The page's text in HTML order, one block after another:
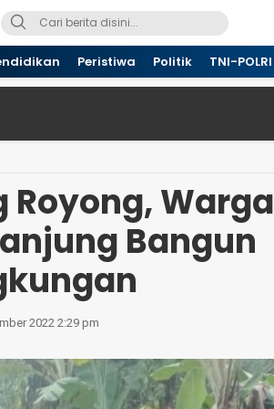
Peristiwa Politik TNI-POLRI
Royong, Warga
Bangun
2022 2:29 pm